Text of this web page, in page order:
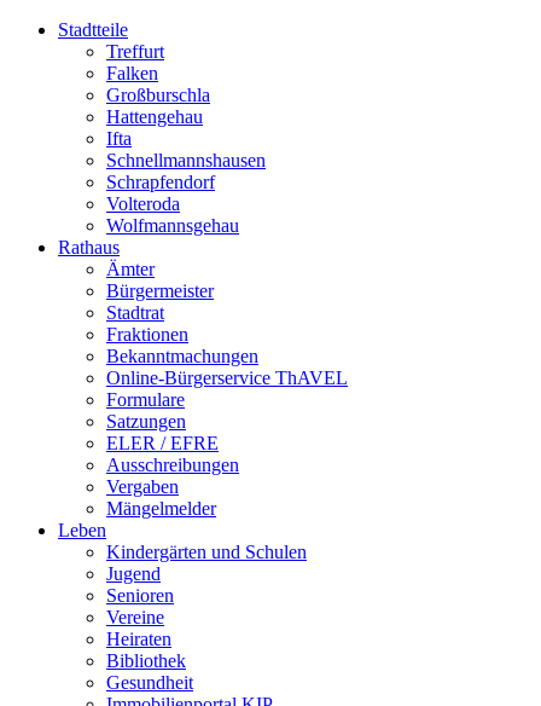
Stadtteile
Treffurt
Falken
Großburschla
Hattengehau
Ifta
Schnellmannshausen
Schrapfendorf
Volteroda
Wolfmannsgehau
Rathaus
Ämter
Bürgermeister
Stadtrat
Fraktionen
Bekanntmachungen
Online-Bürgerservice ThAVEL
Formulare
Satzungen
ELER / EFRE
Ausschreibungen
Vergaben
Mängelmelder
Leben
Kindergärten und Schulen
Jugend
Senioren
Vereine
Heiraten
Bibliothek
Gesundheit